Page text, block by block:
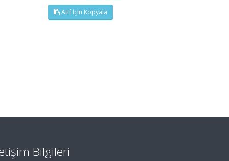
Atıf İçin Kopyala
Bilgileri